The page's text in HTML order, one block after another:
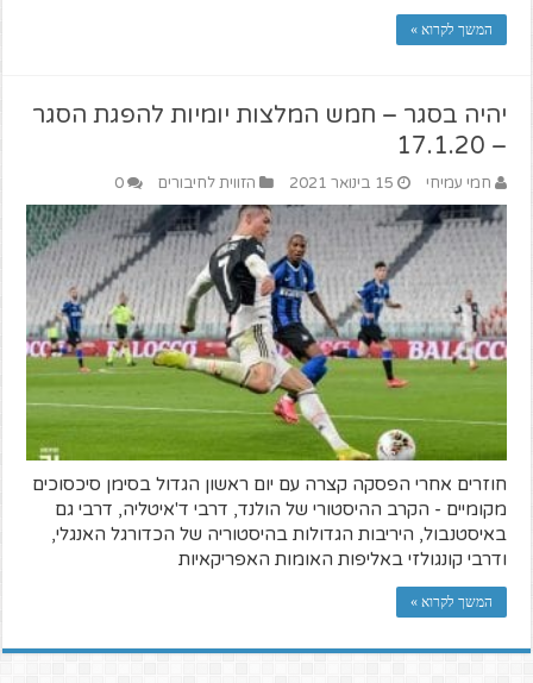
המשך לקרוא »
יהיה בסגר – חמש המלצות יומיות להפגת הסגר
– 17.1.20
חמי עמיחי 15 בינואר 2021 הזווית לחיבורים 0
חוזרים אחרי הפסקה קצרה עם יום ראשון הגדול בסימן סיכסוכים
מקומיים - הקרב ההיסטורי של הולנד, דרבי ד'איטליה, דרבי גם
באיסטנבול, היריבות הגדולות בהיסטוריה של הכדורגל האנגלי,
ודרבי קונגולזי באליפות האומות האפריקאיות
המשך לקרוא »